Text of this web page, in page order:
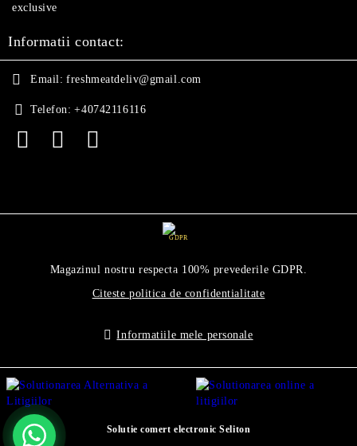
exclusive
Informatii contact:
Email: freshmeatdeliv@gmail.com
Telefon: +40742116116
GDPR
Magazinul nostru respecta 100% prevederile GDPR.
Citeste politica de confidentialitate
Informatiile mele personale
Solutie comert electronic Seliton